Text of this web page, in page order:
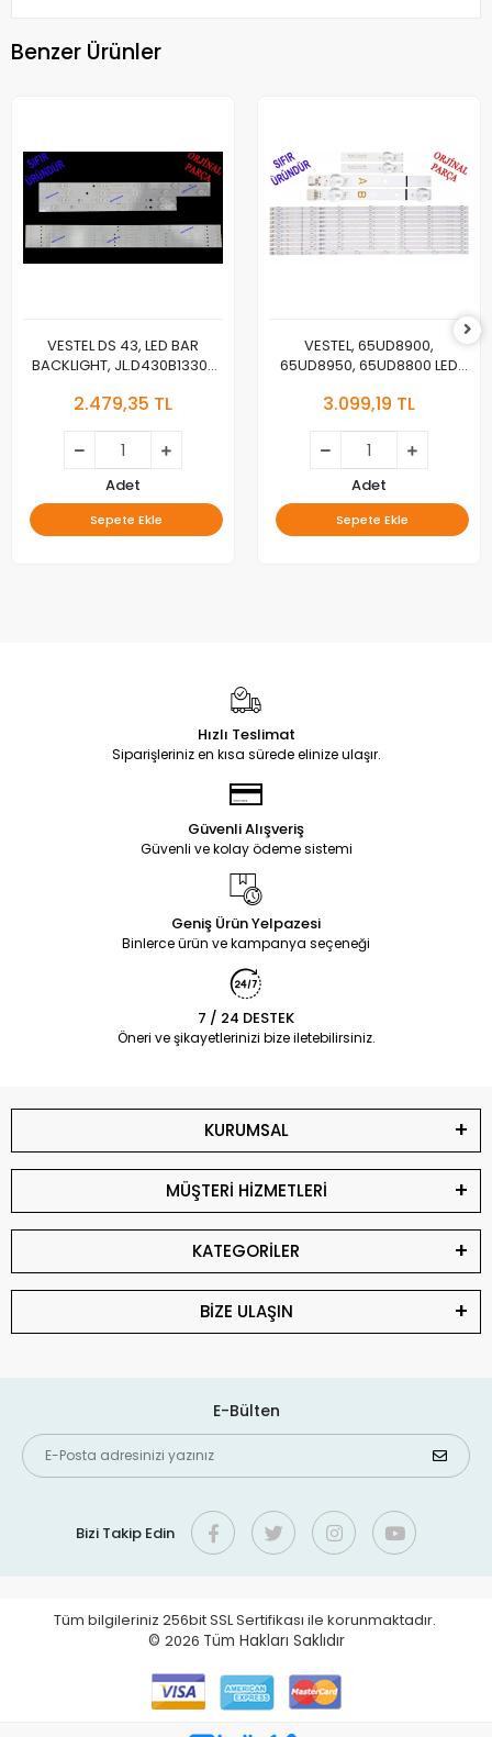
Benzer Ürünler
VESTEL DS 43, LED BAR
BACKLIGHT, JL.D430B1330-
JL.D430B1330-078BS-
30108747CB11
2.479,35 TL
Adet
Sepete Ekle
VESTEL, 65UD8900,
65UD8950, 65UD8800 LED
BAR , TELEFUNKEN 65TU7040
TYPE REV02 , VESTEL 650LED
B-TYPE , JL.D65071330-
078AS-M_V02 ,
VES650QNTL-2D-U11,
VES615QNTS-2D-U11 LED BAR
3.099,19 TL
Adet
Sepete Ekle
Hızlı Teslimat
Siparişleriniz en kısa sürede elinize ulaşır.
Güvenli Alışveriş
Güvenli ve kolay ödeme sistemi
Geniş Ürün Yelpazesi
Binlerce ürün ve kampanya seçeneği
7 / 24 DESTEK
Öneri ve şikayetlerinizi bize iletebilirsiniz.
KURUMSAL
MÜŞTERİ HİZMETLERİ
KATEGORİLER
BİZE ULAŞIN
E-Bülten
Bizi Takip Edin
Tüm bilgileriniz 256bit SSL Sertifikası ile korunmaktadır.
© 2026 Tüm Hakları Saklıdır